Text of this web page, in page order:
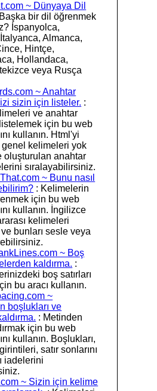
~ Dünyaya Dil
bir dil öğrenmek
İspanyolca,
Almanca,
Hintçe,
Hollandaca,
veya Rusça
~ Anahtar
sizin için listeler. :
ve anahtar
için bu web
kullanın. Html'yi
genel kelimeleri yok
oluşturulan anahtar
sıralayabilirsiniz.
~ Bunu nasıl
: Kelimelerin
için bu web
kullanın. İngilizce
kelimeleri
bunları sesle veya
~ Boş
kaldırma. :
boş satırları
bu aracı kullanın.
~
boşlukları ve
: Metinden
için bu web
kullanın. Boşlukları,
satır sonlarını
iadelerini
~ Sizin için kelime